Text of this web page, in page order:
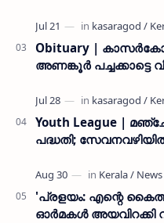
Obituary |
അണങ്കൂർ പച്ചക്കാട്ടെ
Youth League |
പദ്ധതി;
'പ്രളയം: എന്റെ
ഓര്‍മകള്‍ അയവിറക്കി